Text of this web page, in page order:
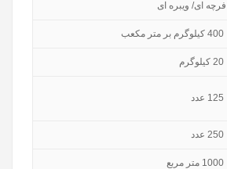
فرچه ای/ ویبره ای
400 کیلوگرم بر متر مکعب
20 کیلوگرم
125 عدد
250 عدد
1000 متر مربع